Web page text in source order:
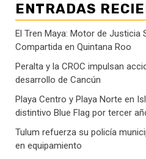
ENTRADAS
El Tren Maya: Motor de Justicia
Compartida en Quintana Roo
Peralta y la CROC impulsan
desarrollo de Cancún
Playa Centro y Playa Norte en
distintivo Blue Flag por tercer
Tulum refuerza su policía
en equipamiento